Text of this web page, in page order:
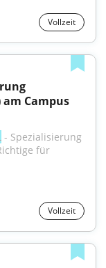
Vollzeit
Campus
- Spezialisierung
für
Vollzeit